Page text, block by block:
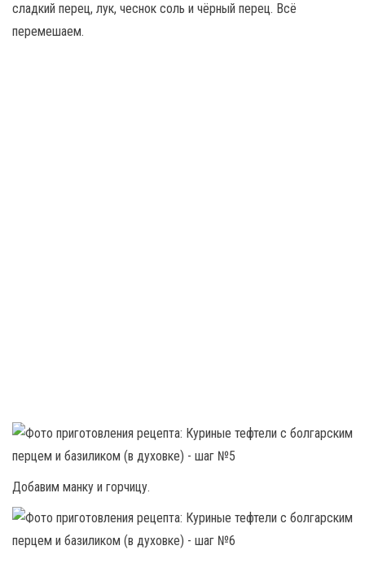
сладкий перец, лук, чеснок соль и чёрный перец. Всё
перемешаем.
Добавим манку и горчицу.